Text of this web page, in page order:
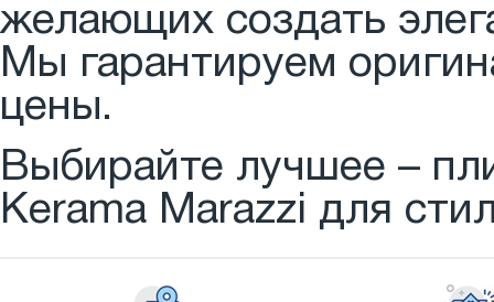
желающих создать
Мы гарантируем
цены.
Выбирайте лучшее –
Kerama Marazzi для